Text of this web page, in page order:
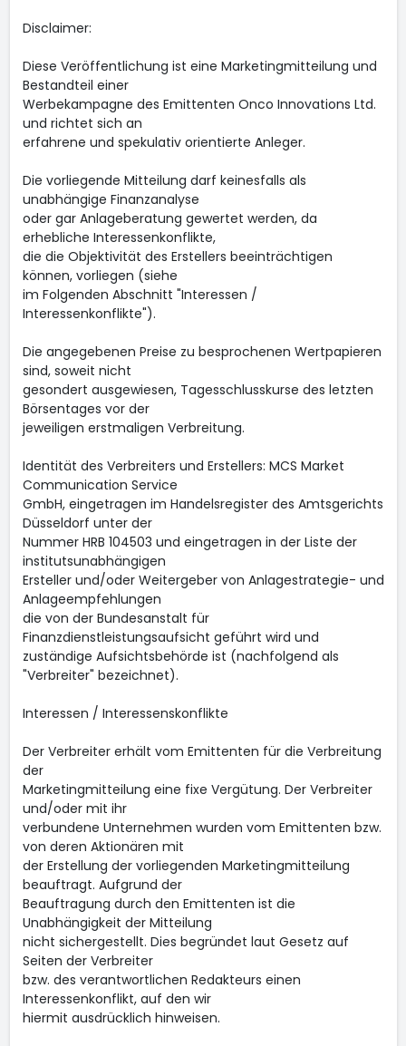
Disclaimer:
Diese Veröffentlichung ist eine Marketingmitteilung und
Bestandteil einer
Werbekampagne des Emittenten Onco Innovations Ltd.
und richtet sich an
erfahrene und spekulativ orientierte Anleger.
Die vorliegende Mitteilung darf keinesfalls als
unabhängige Finanzanalyse
oder gar Anlageberatung gewertet werden, da
erhebliche Interessenkonflikte,
die die Objektivität des Erstellers beeinträchtigen
können, vorliegen (siehe
im Folgenden Abschnitt "Interessen /
Interessenkonflikte").
Die angegebenen Preise zu besprochenen Wertpapieren
sind, soweit nicht
gesondert ausgewiesen, Tagesschlusskurse des letzten
Börsentages vor der
jeweiligen erstmaligen Verbreitung.
Identität des Verbreiters und Erstellers: MCS Market
Communication Service
GmbH, eingetragen im Handelsregister des Amtsgerichts
Düsseldorf unter der
Nummer HRB 104503 und eingetragen in der Liste der
institutsunabhängigen
Ersteller und/oder Weitergeber von Anlagestrategie- und
Anlageempfehlungen
die von der Bundesanstalt für
Finanzdienstleistungsaufsicht geführt wird und
zuständige Aufsichtsbehörde ist (nachfolgend als
"Verbreiter" bezeichnet).
Interessen / Interessenskonflikte
Der Verbreiter erhält vom Emittenten für die Verbreitung
der
Marketingmitteilung eine fixe Vergütung. Der Verbreiter
und/oder mit ihr
verbundene Unternehmen wurden vom Emittenten bzw.
von deren Aktionären mit
der Erstellung der vorliegenden Marketingmitteilung
beauftragt. Aufgrund der
Beauftragung durch den Emittenten ist die
Unabhängigkeit der Mitteilung
nicht sichergestellt. Dies begründet laut Gesetz auf
Seiten der Verbreiter
bzw. des verantwortlichen Redakteurs einen
Interessenkonflikt, auf den wir
hiermit ausdrücklich hinweisen.